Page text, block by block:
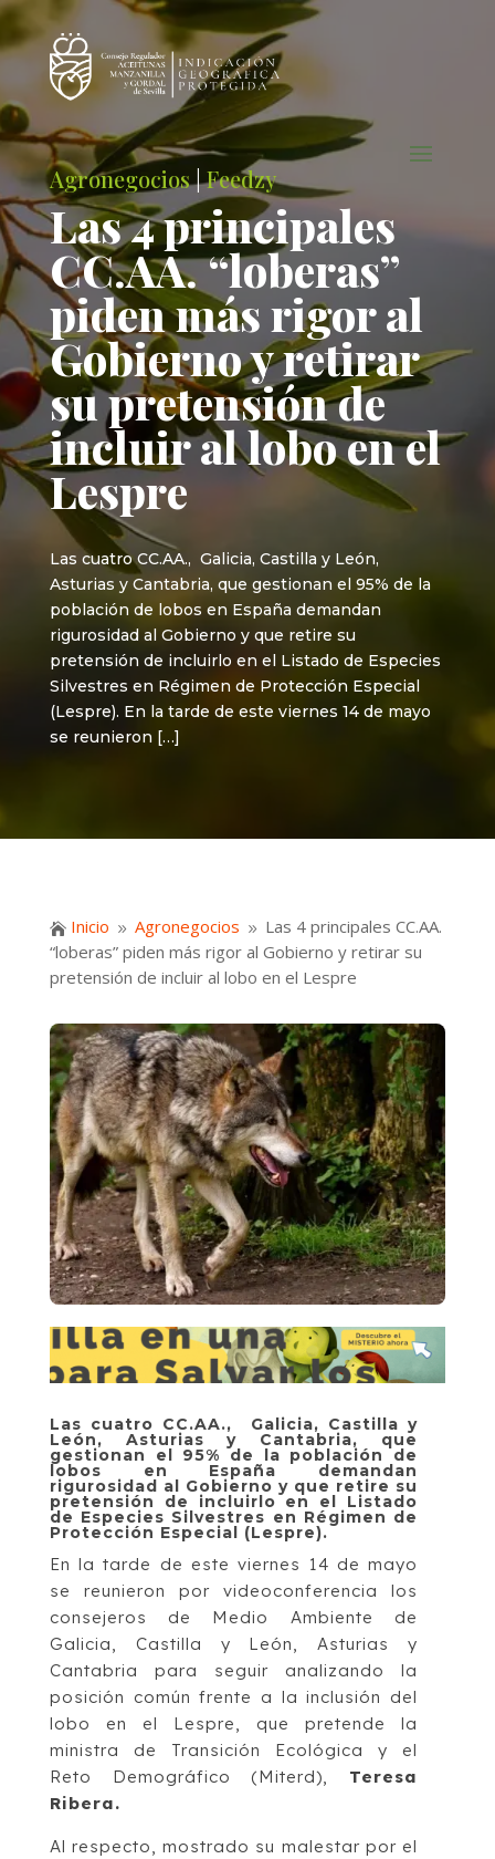
Agronegocios|Feedzy
Las 4 principales
CC.AA. “loberas”
piden más rigor al
Gobierno y retirar
su pretensión de
incluir al lobo en el
Lespre
Las cuatro CC.AA., Galicia, Castilla y León,
Asturias y Cantabria, que gestionan el 95% de la
población de lobos en España demandan
rigurosidad al Gobierno y que retire su
pretensión de incluirlo en el Listado de Especies
Silvestres en Régimen de Protección Especial
(Lespre). En la tarde de este viernes 14 de mayo
se reunieron […]
 Inicio 9 Agronegocios 9 Las 4 principales CC.AA.
“loberas” piden más rigor al Gobierno y retirar su
pretensión de incluir al lobo en el Lespre
Las cuatro CC.AA., Galicia, Castilla y
León, Asturias y Cantabria, que
gestionan el 95% de la población de
lobos en España demandan
rigurosidad al Gobierno y que retire su
pretensión de incluirlo en el Listado
de Especies Silvestres en Régimen de
Protección Especial (Lespre).
En la tarde de este viernes 14 de mayo
se reunieron por videoconferencia los
consejeros de Medio Ambiente de
Galicia, Castilla y León, Asturias y
Cantabria para seguir analizando la
posición común frente a la inclusión del
lobo en el Lespre, que pretende la
ministra de Transición Ecológica y el
Reto Demográfico (Miterd), Teresa
Ribera.
Al respecto, mostrado su malestar por el